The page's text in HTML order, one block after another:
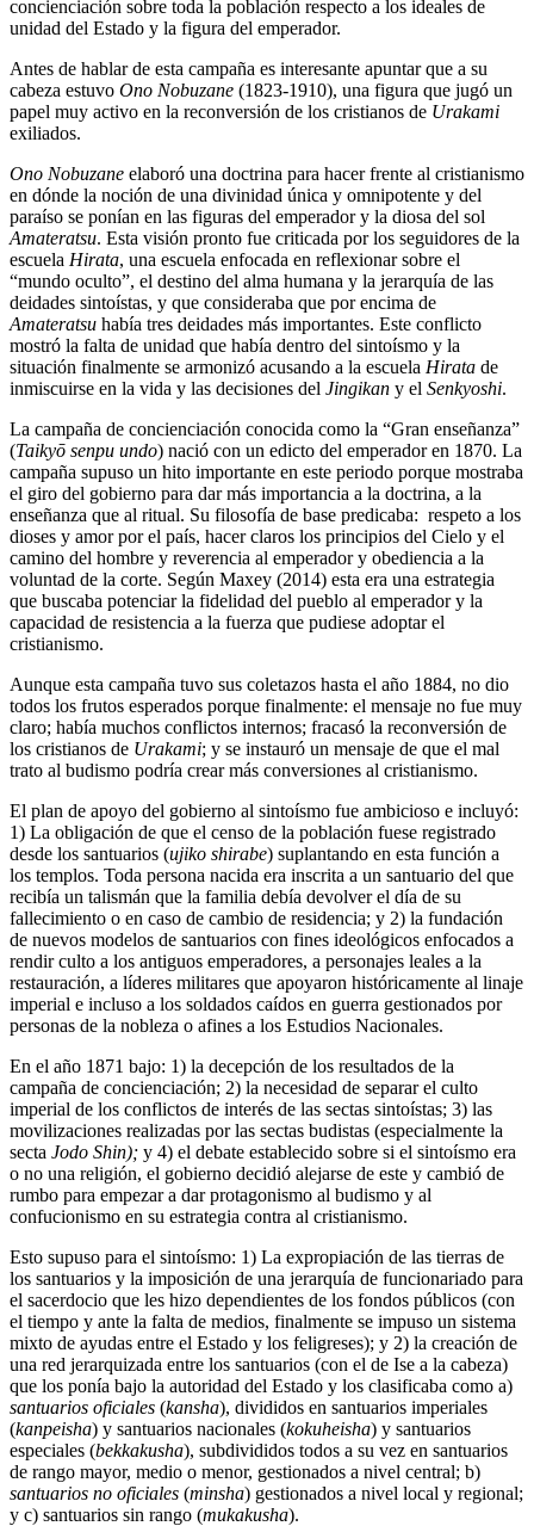
concienciación sobre toda la población respecto a los ideales de
unidad del Estado y la figura del emperador.
Antes de hablar de esta campaña es interesante apuntar que a su
cabeza estuvo Ono Nobuzane (1823-1910), una figura que jugó un
papel muy activo en la reconversión de los cristianos de Urakami
exiliados.
Ono Nobuzane elaboró una doctrina para hacer frente al cristianismo
en dónde la noción de una divinidad única y omnipotente y del
paraíso se ponían en las figuras del emperador y la diosa del sol
Amateratsu. Esta visión pronto fue criticada por los seguidores de la
escuela Hirata, una escuela enfocada en reflexionar sobre el
“mundo oculto”, el destino del alma humana y la jerarquía de las
deidades sintoístas, y que consideraba que por encima de
Amateratsu había tres deidades más importantes. Este conflicto
mostró la falta de unidad que había dentro del sintoísmo y la
situación finalmente se armonizó acusando a la escuela Hirata de
inmiscuirse en la vida y las decisiones del Jingikan y el Senkyoshi.
La campaña de concienciación conocida como la “Gran enseñanza”
(Taikyō senpu undo) nació con un edicto del emperador en 1870. La
campaña supuso un hito importante en este periodo porque mostraba
el giro del gobierno para dar más importancia a la doctrina, a la
enseñanza que al ritual. Su filosofía de base predicaba: respeto a los
dioses y amor por el país, hacer claros los principios del Cielo y el
camino del hombre y reverencia al emperador y obediencia a la
voluntad de la corte. Según Maxey (2014) esta era una estrategia
que buscaba potenciar la fidelidad del pueblo al emperador y la
capacidad de resistencia a la fuerza que pudiese adoptar el
cristianismo.
Aunque esta campaña tuvo sus coletazos hasta el año 1884, no dio
todos los frutos esperados porque finalmente: el mensaje no fue muy
claro; había muchos conflictos internos; fracasó la reconversión de
los cristianos de Urakami; y se instauró un mensaje de que el mal
trato al budismo podría crear más conversiones al cristianismo.
El plan de apoyo del gobierno al sintoísmo fue ambicioso e incluyó:
1) La obligación de que el censo de la población fuese registrado
desde los santuarios (ujiko shirabe) suplantando en esta función a
los templos. Toda persona nacida era inscrita a un santuario del que
recibía un talismán que la familia debía devolver el día de su
fallecimiento o en caso de cambio de residencia; y 2) la fundación
de nuevos modelos de santuarios con fines ideológicos enfocados a
rendir culto a los antiguos emperadores, a personajes leales a la
restauración, a líderes militares que apoyaron históricamente al linaje
imperial e incluso a los soldados caídos en guerra gestionados por
personas de la nobleza o afines a los Estudios Nacionales.
En el año 1871 bajo: 1) la decepción de los resultados de la
campaña de concienciación; 2) la necesidad de separar el culto
imperial de los conflictos de interés de las sectas sintoístas; 3) las
movilizaciones realizadas por las sectas budistas (especialmente la
secta Jodo Shin); y 4) el debate establecido sobre si el sintoísmo era
o no una religión, el gobierno decidió alejarse de este y cambió de
rumbo para empezar a dar protagonismo al budismo y al
confucionismo en su estrategia contra al cristianismo.
Esto supuso para el sintoísmo: 1) La expropiación de las tierras de
los santuarios y la imposición de una jerarquía de funcionariado para
el sacerdocio que les hizo dependientes de los fondos públicos (con
el tiempo y ante la falta de medios, finalmente se impuso un sistema
mixto de ayudas entre el Estado y los feligreses); y 2) la creación de
una red jerarquizada entre los santuarios (con el de Ise a la cabeza)
que los ponía bajo la autoridad del Estado y los clasificaba como a)
santuarios oficiales (kansha), divididos en santuarios imperiales
(kanpeisha) y santuarios nacionales (kokuheisha) y santuarios
especiales (bekkakusha), subdivididos todos a su vez en santuarios
de rango mayor, medio o menor, gestionados a nivel central; b)
santuarios no oficiales (minsha) gestionados a nivel local y regional;
y c) santuarios sin rango (mukakusha).